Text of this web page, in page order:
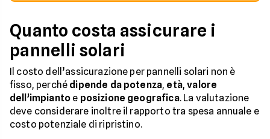
Quanto costa assicurare i
pannelli solari
Il costo dell’assicurazione per pannelli solari non è
fisso, perché dipende da potenza, età,valore
dell’impianto e posizione geografica. La valutazione
deve considerare inoltre il rapporto tra spesa annuale e
costo potenziale di ripristino.